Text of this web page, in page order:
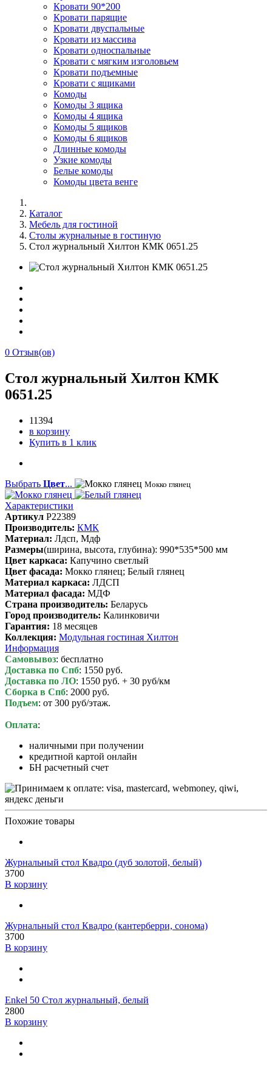
Кровати 90*200
Кровати парящие
Кровати двуспальные
Кровати из массива
Кровати односпальные
Кровати с мягким изголовьем
Кровати подъемные
Кровати с ящиками
Комоды
Комоды 3 ящика
Комоды 4 ящика
Комоды 5 ящиков
Комоды 6 ящиков
Длинные комоды
Узкие комоды
Белые комоды
Комоды цвета венге
Каталог
Мебель для гостиной
Столы журнальные в гостиную
Стол журнальный Хилтон КМК 0651.25
0 Отзыв(ов)
Стол журнальный Хилтон КМК
0651.25
11394
в корзину
Купить в 1 клик
Выбрать Цвет... Мокко глянец
Характеристики
Артикул P22389
Производитель: КМК
Материал: Лдсп, Мдф
Размеры(ширина, высота, глубина): 990*535*500 мм
Цвет каркаса: Капучино светлый
Цвет фасада: Мокко глянец; Белый глянец
Материал каркаса: ЛДСП
Материал фасада: МДФ
Cтрана производитель: Беларусь
Город производитель: Калинковичи
Гарантия: 18 месяцев
Коллекция: Модульная гостиная Хилтон
Информация
Самовывоз: бесплатно
Доставка по Спб: 1550 руб.
Доставка по ЛО: 1550 руб. + 30 руб/км
Сборка в Спб: 2000 руб.
Подъем: от 300 руб/этаж.
Оплата:
наличными при получении
кредитной картой онлайн
БН расчетный счет
Похожие товары
Журнальный стол Квадро (дуб золотой, белый)
3700
В корзину
Журнальный стол Квадро (кантерберри, сонома)
3700
В корзину
Enkel 50 Стол журнальный, белый
2800
В корзину